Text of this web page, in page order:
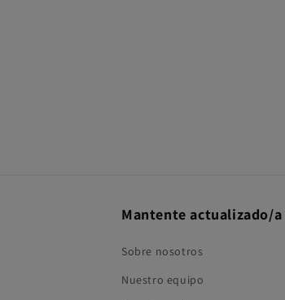
Mantente actualizado/a
Sobre nosotros
Nuestro equipo